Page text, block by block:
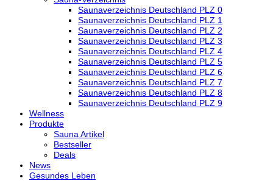
Saunaverzeichnis Deutschland PLZ 0
Saunaverzeichnis Deutschland PLZ 1
Saunaverzeichnis Deutschland PLZ 2
Saunaverzeichnis Deutschland PLZ 3
Saunaverzeichnis Deutschland PLZ 4
Saunaverzeichnis Deutschland PLZ 5
Saunaverzeichnis Deutschland PLZ 6
Saunaverzeichnis Deutschland PLZ 7
Saunaverzeichnis Deutschland PLZ 8
Saunaverzeichnis Deutschland PLZ 9
Wellness
Produkte
Sauna Artikel
Bestseller
Deals
News
Gesundes Leben